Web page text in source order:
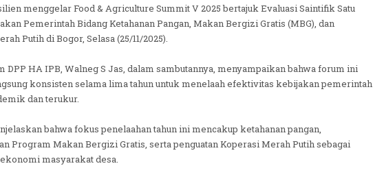
menggelar Food & Agriculture Summit V 2025 bertajuk Evaluasi Saintifik Satu
Pemerintah Bidang Ketahanan Pangan, Makan Bergizi Gratis (MBG), dan
Putih di Bogor, Selasa (25/11/2025).
DPP HA IPB, Walneg S Jas, dalam sambutannya, menyampaikan bahwa forum ini
konsisten selama lima tahun untuk menelaah efektivitas kebijakan pemerintah
dan terukur.
bahwa fokus penelaahan tahun ini mencakup ketahanan pangan,
Program Makan Bergizi Gratis, serta penguatan Koperasi Merah Putih sebagai
masyarakat desa.